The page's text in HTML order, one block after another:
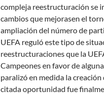
compleja reestructuración se
cambios que mejorasen el
ampliación del número de
UEFA reguló este tipo de
reestructuraciones que la
Campeones en favor de
paralizó en medida la
citada oportunidad fue